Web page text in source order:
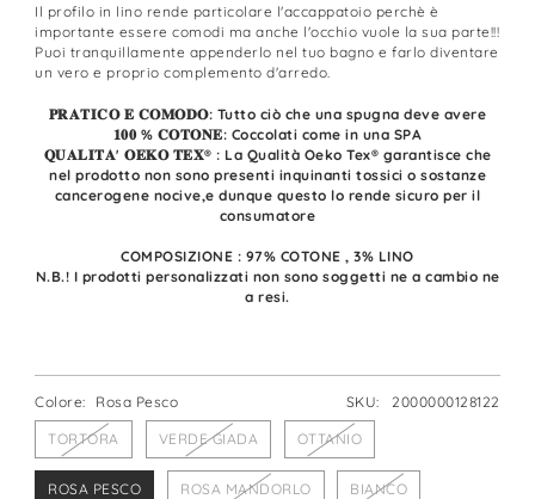
Il profilo in lino rende particolare l'accappatoio perchè è
importante essere comodi ma anche l'occhio vuole la sua parte!!!
Puoi tranquillamente appenderlo nel tuo bagno e farlo diventare
un vero e proprio complemento d'arredo.
𝐏𝐑𝐀𝐓𝐈𝐂𝐎 𝐄 𝐂𝐎𝐌𝐎𝐃𝐎: Tutto ciò che una spugna deve avere
𝟏𝟎𝟎 % 𝐂𝐎𝐓𝐎𝐍𝐄: Coccolati come in una SPA
𝐐𝐔𝐀𝐋𝐈𝐓𝐀' 𝐎𝐄𝐊𝐎 𝐓𝐄𝐗® : La Qualità Oeko Tex® garantisce che
nel prodotto non sono presenti inquinanti tossici o sostanze
cancerogene nocive,e dunque questo lo rende sicuro per il
consumatore
COMPOSIZIONE : 97% COTONE , 3% LINO
N.B.! I prodotti personalizzati non sono soggetti ne a cambio ne
a resi.
SKU: 2000000128122
Colore: Rosa Pesco
TORTORA VERDE GIADA OTTANIO
ROSA PESCO ROSA MANDORLO BIANCO